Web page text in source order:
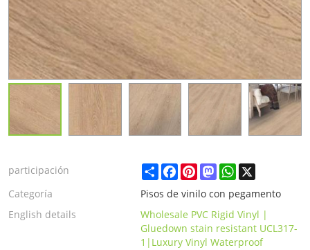
participación ShareFacebook
PinterestMastodonWhatsApp
X
Categoría
Pisos de vinilo con pegamento
English details
Wholesale PVC Rigid Vinyl |
Gluedown stain resistant UCL317-
1|Luxury Vinyl Waterproof